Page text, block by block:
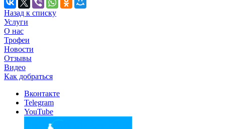
Назад к списку
Услуги
О нас
Трофеи
Новости
Отзывы
Видео
Как добраться
Вконтакте
Telegram
YouTube